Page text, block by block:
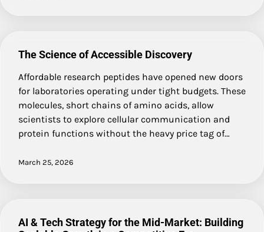
The Science of Accessible Discovery
Affordable research peptides have opened new doors
for laboratories operating under tight budgets. These
molecules, short chains of amino acids, allow
scientists to explore cellular communication and
protein functions without the heavy price tag of…
March 25, 2026
AI & Tech Strategy for the Mid-Market: Building